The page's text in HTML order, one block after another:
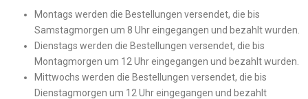
Montags werden die Bestellungen versendet, die bis
Samstagmorgen um 8 Uhr eingegangen und bezahlt wurden.
Dienstags werden die Bestellungen versendet, die bis
Montagmorgen um 12 Uhr eingegangen und bezahlt wurden.
Mittwochs werden die Bestellungen versendet, die bis
Dienstagmorgen um 12 Uhr eingegangen und bezahlt